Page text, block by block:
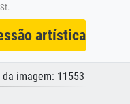
artística
imagem: 11553